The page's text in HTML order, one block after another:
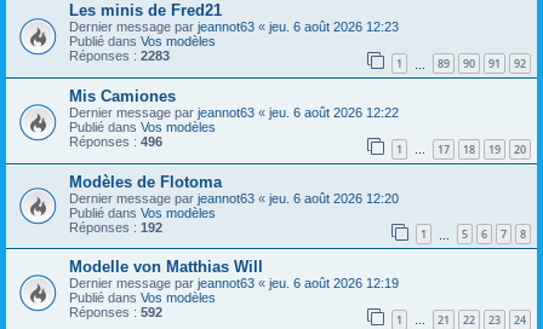
Les minis de Fred21
Dernier message par jeannot63 « jeu. 6 août 2026 12:23
Publié dans Vos modèles
Réponses : 2283 1 89 90 91 92
Mis Camiones
Dernier message par jeannot63 « jeu. 6 août 2026 12:22
Publié dans Vos modèles
Réponses : 496 1 … 17 18 19 20
Modèles de Flotoma
Dernier message par jeannot63 « jeu. 6 août 2026 12:20
Publié dans Vos modèles
Réponses : 192 1 5 6 7 8
Modelle von Matthias Will
Dernier message par jeannot63 « jeu. 6 août 2026 12:19
Publié dans Vos modèles
Réponses : 592 1 … 21 22 23 24